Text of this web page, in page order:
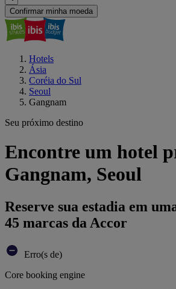
Confirmar minha moeda
Hotels
Ásia
Coréia do Sul
Seoul
Gangnam
Seu próximo destino
Encontre um hotel
Gangnam, Seoul
Reserve sua estadia em
45 marcas da Accor
Erro(s de)
Core booking engine